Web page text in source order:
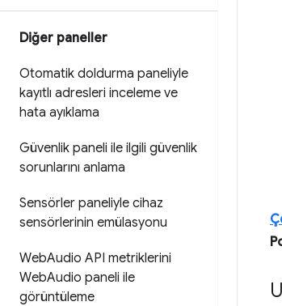
Diğer paneller
Otomatik doldurma paneliyle
kayıtlı adresleri inceleme ve
hata ayıklama
Güvenlik paneli ile ilgili güvenlik
sorunlarını anlama
Sensörler paneliyle cihaz
sensörlerinin emülasyonu
WebAudio API metriklerini
WebAudio paneli ile
görüntüleme